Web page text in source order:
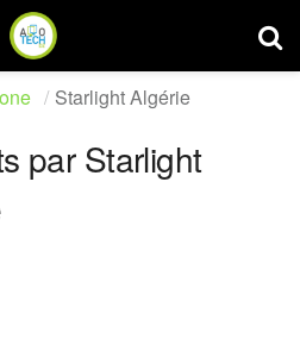
Starlight Algérie
par Starlight